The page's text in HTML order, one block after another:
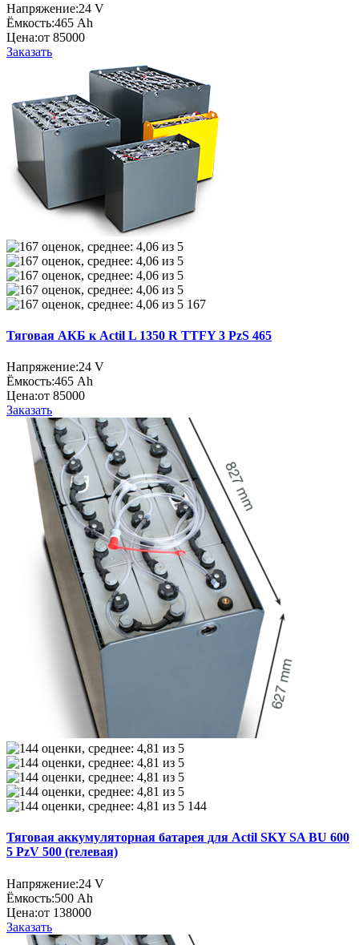
Напряжение:24 V
Ёмкость:465 Ah
Цена:от 85000
Заказать
167
Тяговая АКБ к Actil L 1350 R TTFY 3 PzS 465
Напряжение:24 V
Ёмкость:465 Ah
Цена:от 85000
Заказать
144
Тяговая аккумуляторная батарея для Actil SKY SA BU 600
5 PzV 500 (гелевая)
Напряжение:24 V
Ёмкость:500 Ah
Цена:от 138000
Заказать